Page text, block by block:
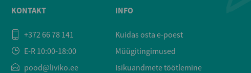
KONTAKT
+372 66 78 141
E-R 10:00-18:00
pood@liviko.ee
INFO
Kuidas osta e-poest
Müügitingimused
Isikuandmete töötlemine